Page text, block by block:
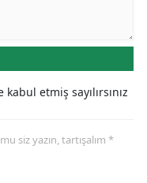
etmiş sayılırsınız
siz yazın, tartışalım *